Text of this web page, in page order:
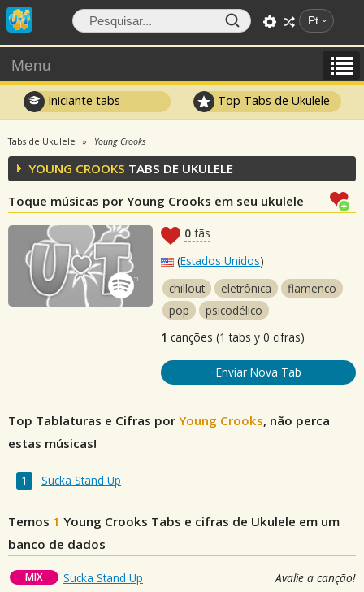
Pt
Menu
Iniciante tabs Top Tabs de Ukulele
Tabs de Ukulele Young Crooks
YOUNG CROOKS TABS DE UKULELE
Toque músicas por Young Crooks em seu ukulele
0 fãs
(Estados Unidos)
chillout
eletrônica
flamenco
pop
psicodélico
1 canções (1 tabs y 0 cifras)
Enviar Nova Tab
Top Tablaturas e Cifras por Young Crooks, não perca
estas músicas!
Sucka Stand Up
Temos 1 Young Crooks Tabs e cifras de Ukulele em um
banco de dados
MIX Sucka Stand Up Avalie a canção!